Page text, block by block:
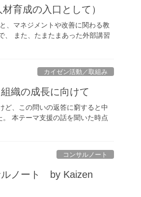
育成の入口として）
、マネジメントや改善に関わる教
、 また、たまたまあった外部講習
カイゼン活動／取組み
組織の成長に向けて
ど、この問いの返答に窮すると中
本テーマ支援の話を聞いた時点
コンサルノート